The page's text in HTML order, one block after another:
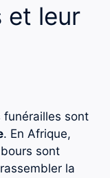
et leur
funérailles sont
. En Afrique,
sont
la